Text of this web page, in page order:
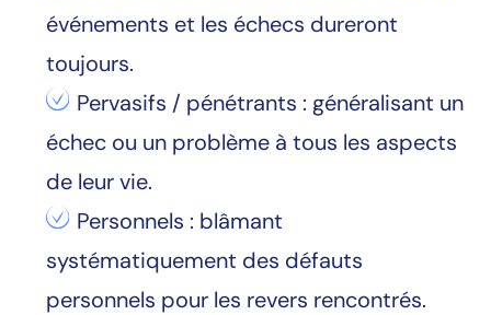
événements et les échecs dureront
toujours.
Pervasifs / pénétrants : généralisant un
échec ou un problème à tous les aspects
de leur vie.
Personnels : blâmant
systématiquement des défauts
personnels pour les revers rencontrés.